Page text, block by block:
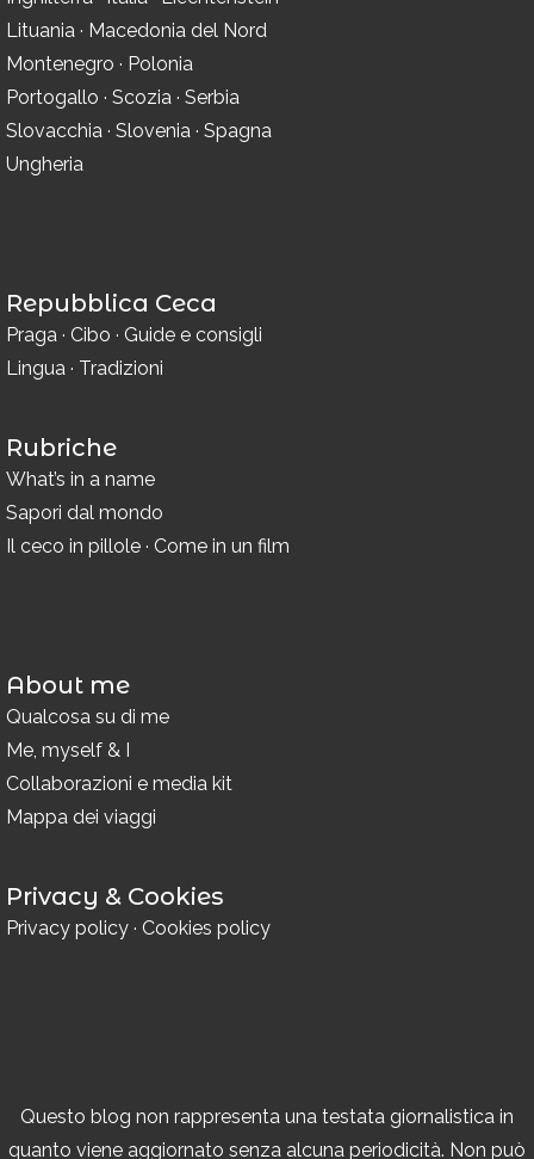
Lituania · Macedonia del Nord
Montenegro · Polonia
Portogallo · Scozia · Serbia
Slovacchia · Slovenia · Spagna
Ungheria
Repubblica Ceca
Praga · Cibo · Guide e consigli
Lingua · Tradizioni
Rubriche
What’s in a name
Sapori dal mondo
Il ceco in pillole · Come in un film
About me
Qualcosa su di me
Me, myself & I
Collaborazioni e media kit
Mappa dei viaggi
Privacy & Cookies
Privacy policy · Cookies policy
Questo blog non rappresenta una testata giornalistica in
quanto viene aggiornato senza alcuna periodicità. Non può